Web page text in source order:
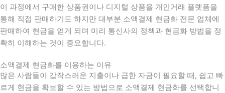
이 과정에서 구매한 상품권이나 디지털 상품을 개인거래 플렛폼을
통해 직접 판매하기도 하지만 대부분 소액결제 현금화 전문 업체에
판매하여 현금을 얻게 되며 미리 통신사의 정책과 현금화 방법을 정
확히 이해하는 것이 중요합니다.
소액결제 현금화를 이용하는 이유
많은 사람들이 갑작스러운 지출이나 급한 자금이 필요할 때 , 쉽고 빠
르게 현금을 확보할 수 있는 방법으로 소액결제 현금화를 선택합니